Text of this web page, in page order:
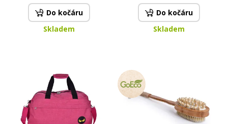
Do kočáru
Skladem
Do kočáru
Skladem